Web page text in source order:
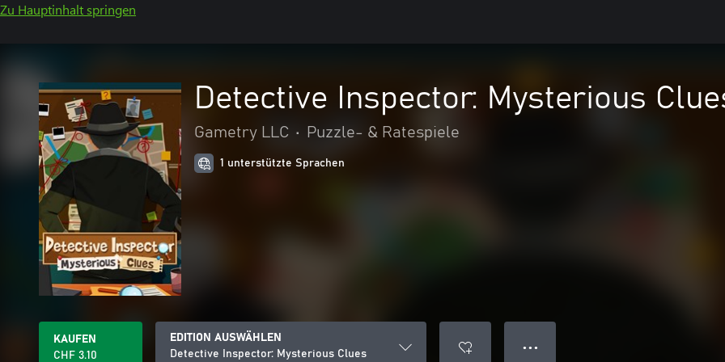
Zu Hauptinhalt springen
Detective Inspector: Mysterious
Gametry LLC • Puzzle- & Ratespiele
1 unterstützte Sprachen
KAUFEN
CHF 3.10
EDITION AUSWÄHLEN
Detective Inspector: Mysterious Clues
● ● ●